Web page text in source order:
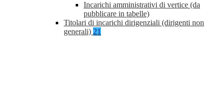
Incarichi amministrativi di vertice (da
pubblicare in tabelle)
Titolari di incarichi dirigenziali (dirigenti non
generali) 21